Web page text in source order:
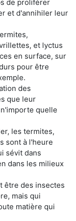
de proliférer
et d'annihiler leur
et lyctus
en surface, sur
pour être
des
que leur
quelle
les termites,
sont à l'heure
sévit dans
dans les milieux
être des insectes
mais qui
matière qui